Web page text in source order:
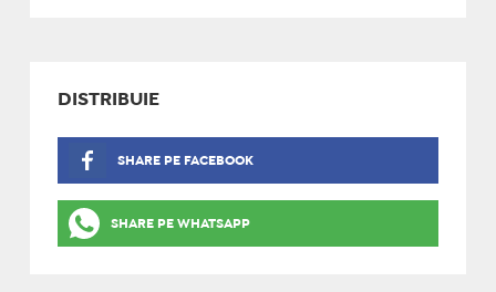
DISTRIBUIE
SHARE PE FACEBOOK
SHARE PE WHATSAPP